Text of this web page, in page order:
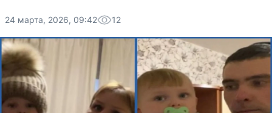
24 марта, 2026, 09:42 12